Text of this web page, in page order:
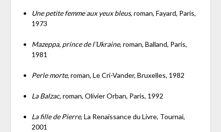
Une petite femme aux yeux bleus, roman, Fayard, Paris,
1973
Mazeppa, prince de l’Ukraine, roman, Balland, Paris,
1981
Perle morte, roman, Le Cri-Vander, Bruxelles, 1982
La Balzac, roman, Olivier Orban, Paris, 1992
La fille de Pierre, La Renaissance du Livre, Tournai,
2001